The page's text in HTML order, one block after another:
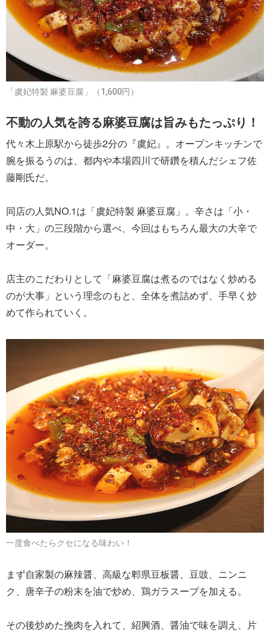
「虞妃特製 麻婆豆腐」（1,600円）
不動の人気を誇る麻婆豆腐は旨みもたっぷり！
代々木上原駅から徒歩2分の『虞妃』。オープンキッチンで
腕を振るうのは、都内や本場四川で研鑽を積んだシェフ佐
藤剛氏だ。
同店の人気NO.1は「虞妃特製 麻婆豆腐」。辛さは「小・
中・大」の三段階から選べ、今回はもちろん最大の大辛で
オーダー。
店主のこだわりとして「麻婆豆腐は煮るのではなく炒める
のが大事」という理念のもと、全体を煮詰めず、手早く炒
めて作られていく。
一度食べたらクセになる味わい！
まず自家製の麻辣醤、高級な郫県豆板醤、豆豉、ニンニ
ク、唐辛子の粉末を油で炒め、鶏ガラスープを加える。
その後炒めた挽肉を入れて、紹興酒、醤油で味を調え、片